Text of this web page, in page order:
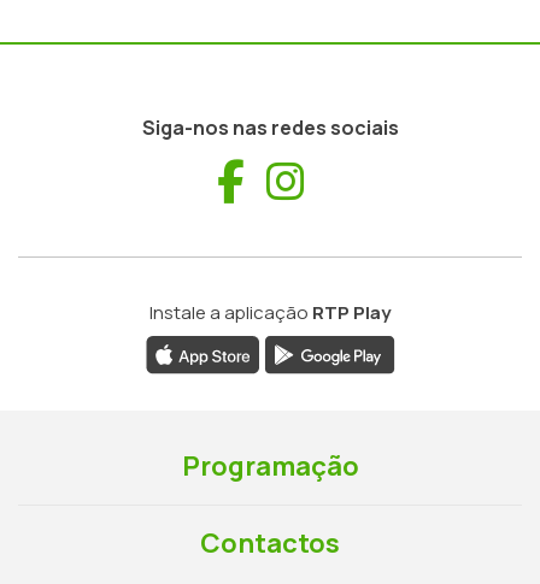
Siga-nos nas redes sociais
Facebook
Instale a aplicação RTP Play
Programação
Contactos